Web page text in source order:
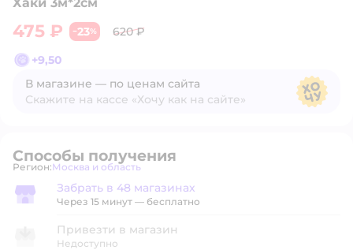
475 ₽ −23%
620 ₽
+9,50
В магазине — по ценам сайта
Скажите на кассе «Хочу как на сайте»
Способы получения
Регион: Выбор адреса доставки.
Москва и область
Забрать в магазине
Забрать в 48 магазинах
Через 15 минут — бесплатно
Привезти в магазин
Недоступно